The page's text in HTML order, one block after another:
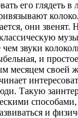
его глядеть в
они
звуки
и
месяцем своей
Такую
и